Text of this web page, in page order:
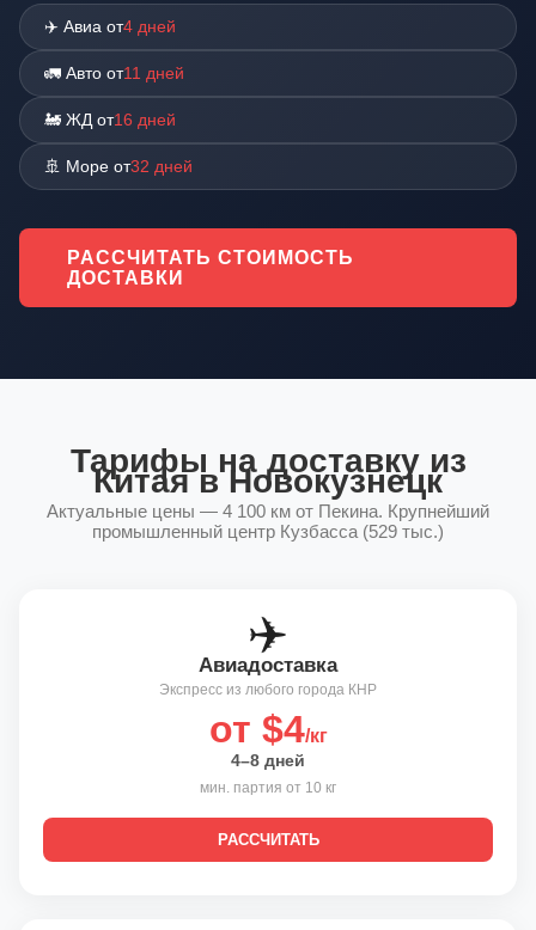
✈️ Авиа от4 дней
🚛 Авто от11 дней
🚂 ЖД от16 дней
🚢 Море от32 дней
РАССЧИТАТЬ СТОИМОСТЬ
ДОСТАВКИ
Тарифы на доставку из
Китая в Новокузнецк
Актуальные цены — 4 100 км от Пекина. Крупнейший
промышленный центр Кузбасса (529 тыс.)
✈️
Авиадоставка
Экспресс из любого города КНР
от $4/кг
4–8 дней
мин. партия от 10 кг
РАССЧИТАТЬ